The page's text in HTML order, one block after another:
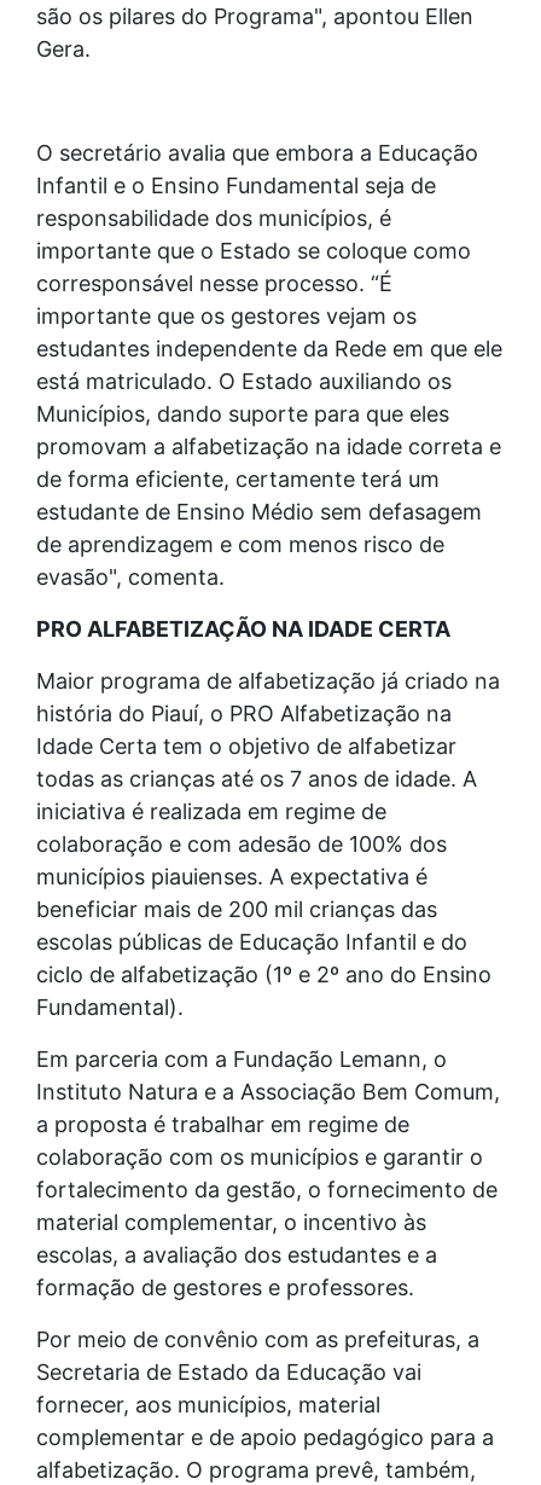
são os pilares do Programa", apontou Ellen
Gera.
O secretário avalia que embora a Educação
Infantil e o Ensino Fundamental seja de
responsabilidade dos municípios, é
importante que o Estado se coloque como
corresponsável nesse processo. “É
importante que os gestores vejam os
estudantes independente da Rede em que ele
está matriculado. O Estado auxiliando os
Municípios, dando suporte para que eles
promovam a alfabetização na idade correta e
de forma eficiente, certamente terá um
estudante de Ensino Médio sem defasagem
de aprendizagem e com menos risco de
evasão", comenta.
PRO ALFABETIZAÇÃO NA IDADE CERTA
Maior programa de alfabetização já criado na
história do Piauí, o PRO Alfabetização na
Idade Certa tem o objetivo de alfabetizar
todas as crianças até os 7 anos de idade. A
iniciativa é realizada em regime de
colaboração e com adesão de 100% dos
municípios piauienses. A expectativa é
beneficiar mais de 200 mil crianças das
escolas públicas de Educação Infantil e do
ciclo de alfabetização (1º e 2º ano do Ensino
Fundamental).
Em parceria com a Fundação Lemann, o
Instituto Natura e a Associação Bem Comum,
a proposta é trabalhar em regime de
colaboração com os municípios e garantir o
fortalecimento da gestão, o fornecimento de
material complementar, o incentivo às
escolas, a avaliação dos estudantes e a
formação de gestores e professores.
Por meio de convênio com as prefeituras, a
Secretaria de Estado da Educação vai
fornecer, aos municípios, material
complementar e de apoio pedagógico para a
alfabetização. O programa prevê, também,